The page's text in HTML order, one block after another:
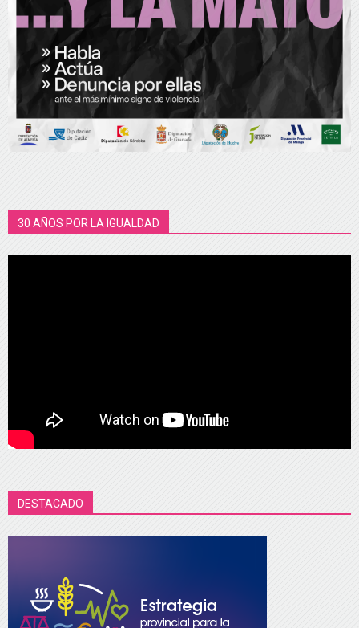
30 AÑOS POR LA IGUALDAD
DESTACADO